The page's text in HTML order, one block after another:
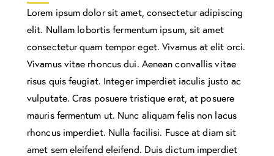
Lorem ipsum dolor sit amet, consectetur adipiscing
elit. Nullam lobortis fermentum ipsum, sit amet
consectetur quam tempor eget. Vivamus at elit orci.
Vivamus vitae rhoncus dui. Aenean convallis vitae
risus quis feugiat. Integer imperdiet iaculis justo ac
vulputate. Cras posuere tristique erat, at posuere
mauris fermentum ut. Nunc aliquam felis non lacus
rhoncus imperdiet. Nulla facilisi. Fusce at diam sit
amet sem eleifend eleifend. Duis dictum imperdiet